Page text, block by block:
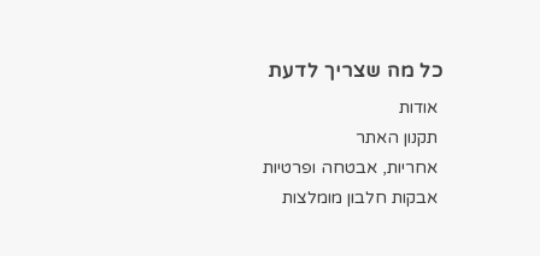
כל מה שצריך לדעת
אודות
תקנון האתר
אחריות, אבטחה ופרטיות
אבקות חלבון מומלצות